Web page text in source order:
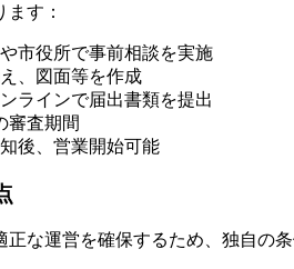
す：
市役所で事前相談を実施
、図面等を作成
ラインで届出書類を提出
審査期間
後、営業開始可能
な運営を確保するため、独自の